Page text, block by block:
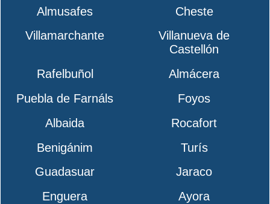
Almusafes
Cheste
Villamarchante
Villanueva de
Castellón
Rafelbuñol
Almácera
Puebla de Farnáls
Foyos
Albaida
Rocafort
Benigánim
Turís
Guadasuar
Jaraco
Enguera
Ayora